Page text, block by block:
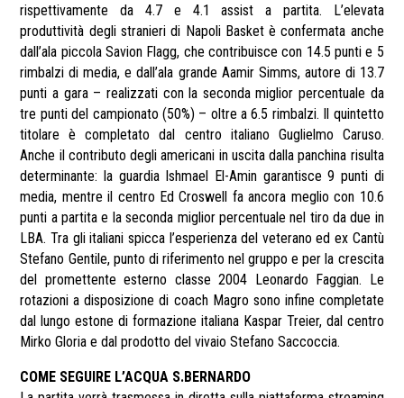
rispettivamente da 4.7 e 4.1 assist a partita. L’elevata
produttività degli stranieri di Napoli Basket è confermata anche
dall’ala piccola Savion Flagg, che contribuisce con 14.5 punti e 5
rimbalzi di media, e dall’ala grande Aamir Simms, autore di 13.7
punti a gara – realizzati con la seconda miglior percentuale da
tre punti del campionato (50%) – oltre a 6.5 rimbalzi. Il quintetto
titolare è completato dal centro italiano Guglielmo Caruso.
Anche il contributo degli americani in uscita dalla panchina risulta
determinante: la guardia Ishmael El-Amin garantisce 9 punti di
media, mentre il centro Ed Croswell fa ancora meglio con 10.6
punti a partita e la seconda miglior percentuale nel tiro da due in
LBA. Tra gli italiani spicca l’esperienza del veterano ed ex Cantù
Stefano Gentile, punto di riferimento nel gruppo e per la crescita
del promettente esterno classe 2004 Leonardo Faggian. Le
rotazioni a disposizione di coach Magro sono infine completate
dal lungo estone di formazione italiana Kaspar Treier, dal centro
Mirko Gloria e dal prodotto del vivaio Stefano Saccoccia.
COME SEGUIRE L’ACQUA S.BERNARDO